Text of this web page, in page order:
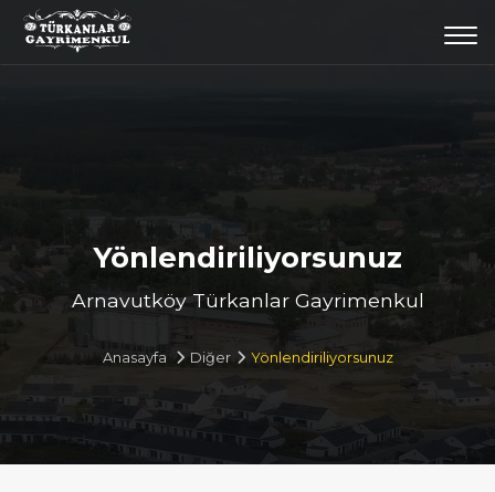
Yönlendiriliyorsunuz
Arnavutköy Türkanlar Gayrimenkul
Anasayfa Diğer Yönlendiriliyorsunuz